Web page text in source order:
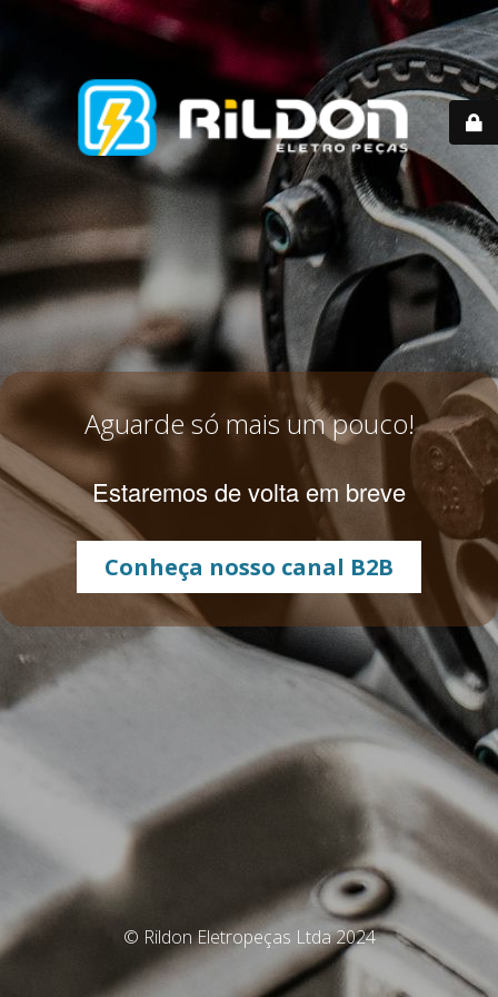
Aguarde só mais um pouco!
Estaremos de volta em breve
Conheça nosso canal B2B
© Rildon Eletropeças Ltda 2024